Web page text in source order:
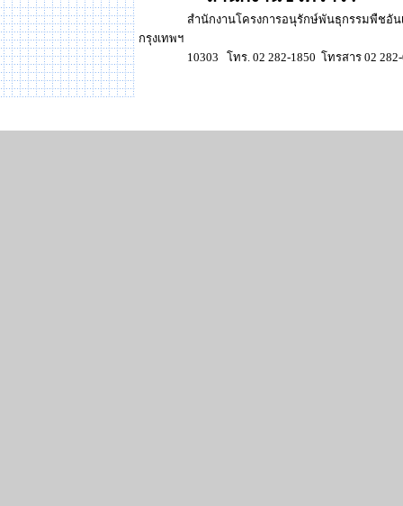
สำนักงานโครงการอนุรักษ์พันธุกรรมพืชอันเนื่
กรุงเทพฯ
10303 โทร. 02 282-1850 โทรสาร 02